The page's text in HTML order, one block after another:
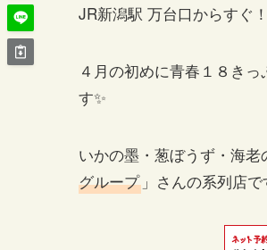
JR新潟駅 万台口からすぐ
４月の初めに青春１８き
す✨
いかの墨・葱ぼうず・海
グループ 」さんの系列店で